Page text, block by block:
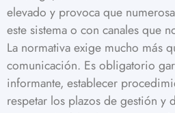
elevado y provoca que
este sistema o con canales que
La normativa exige mucho más
comunicación. Es obligatorio
informante, establecer
respetar los plazos de gestión y